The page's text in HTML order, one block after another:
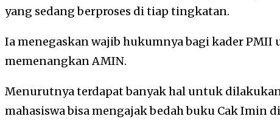
yang sedang berproses di tiap tingkatan.
Ia menegaskan wajib hukumnya bagi kader
memenangkan AMIN.
Menurutnya terdapat banyak hal untuk
mahasiswa bisa mengajak bedah buku Cak Imin